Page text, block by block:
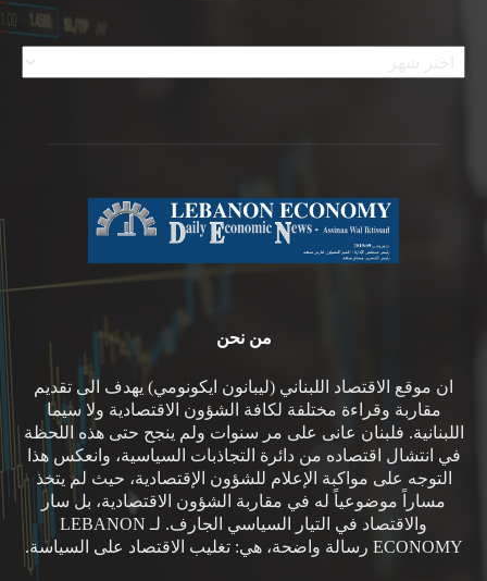
الأرشيف
من نحن
ان موقع الاقتصاد اللبناني (ليبانون ايكونومي) يهدف الى تقديم
مقاربة وقراءة مختلفة لكافة الشؤون الاقتصادية ولا سيما
اللبنانية. فلبنان عانى على مر سنوات ولم ينجح حتى هذه اللحظة
في انتشال اقتصاده من دائرة التجاذبات السياسية، وانعكس هذا
التوجه على مواكبة الإعلام للشؤون الإقتصادية، حيث لم يتخذ
مساراً موضوعياً له في مقاربة الشؤون الاقتصادية، بل سار
والاقتصاد في التيار السياسي الجارف. لـ LEBANON
ECONOMY رسالة واضحة، هي: تغليب الاقتصاد على السياسة.